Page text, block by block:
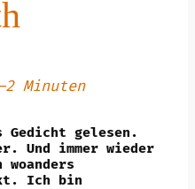
Minuten
Gedicht gelesen.
Und immer wieder
Ich bin